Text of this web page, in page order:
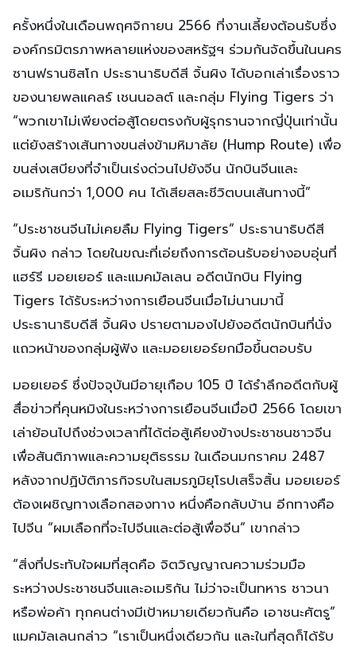
ครั้งหนึ่งในเดือนพฤศจิกายน 2566 ที่งานเลี้ยงต้อนรับซึ่ง
องค์กรมิตรภาพหลายแห่งของสหรัฐฯ ร่วมกันจัดขึ้นในนคร
ซานฟรานซิสโก ประธานาธิบดีสี จิ้นผิง ได้บอกเล่าเรื่องราว
ของนายพลแคลร์ เชนนอลต์ และกลุ่ม Flying Tigers ว่า
“พวกเขาไม่เพียงต่อสู้โดยตรงกับผู้รุกรานจากญี่ปุ่นเท่านั้น
แต่ยังสร้างเส้นทางขนส่งข้ามหิมาลัย (Hump Route) เพื่อ
ขนส่งเสบียงที่จำเป็นเร่งด่วนไปยังจีน นักบินจีนและ
อเมริกันกว่า 1,000 คน ได้เสียสละชีวิตบนเส้นทางนี้”
“ประชาชนจีนไม่เคยลืม Flying Tigers” ประธานาธิบดีสี
จิ้นผิง กล่าว โดยในขณะที่เอ่ยถึงการต้อนรับอย่างอบอุ่นที่
แฮร์รี มอยเยอร์ และแมคมัลเลน อดีตนักบิน Flying
Tigers ได้รับระหว่างการเยือนจีนเมื่อไม่นานมานี้
ประธานาธิบดีสี จิ้นผิง ปรายตามองไปยังอดีตนักบินที่นั่ง
แถวหน้าของกลุ่มผู้ฟัง และมอยเยอร์ยกมือขึ้นตอบรับ
มอยเยอร์ ซึ่งปัจจุบันมีอายุเกือบ 105 ปี ได้รำลึกอดีตกับผู้
สื่อข่าวที่คุนหมิงในระหว่างการเยือนจีนเมื่อปี 2566 โดยเขา
เล่าย้อนไปถึงช่วงเวลาที่ได้ต่อสู้เคียงข้างประชาชนชาวจีน
เพื่อสันติภาพและความยุติธรรม ในเดือนมกราคม 2487
หลังจากปฏิบัติภารกิจรบในสมรภูมิยุโรปเสร็จสิ้น มอยเยอร์
ต้องเผชิญทางเลือกสองทาง หนึ่งคือกลับบ้าน อีกทางคือ
ไปจีน “ผมเลือกที่จะไปจีนและต่อสู้เพื่อจีน” เขากล่าว
“สิ่งที่ประทับใจผมที่สุดคือ จิตวิญญาณความร่วมมือ
ระหว่างประชาชนจีนและอเมริกัน ไม่ว่าจะเป็นทหาร ชาวนา
หรือพ่อค้า ทุกคนต่างมีเป้าหมายเดียวกันคือ เอาชนะศัตรู”
แมคมัลเลนกล่าว “เราเป็นหนึ่งเดียวกัน และในที่สุดก็ได้รับ